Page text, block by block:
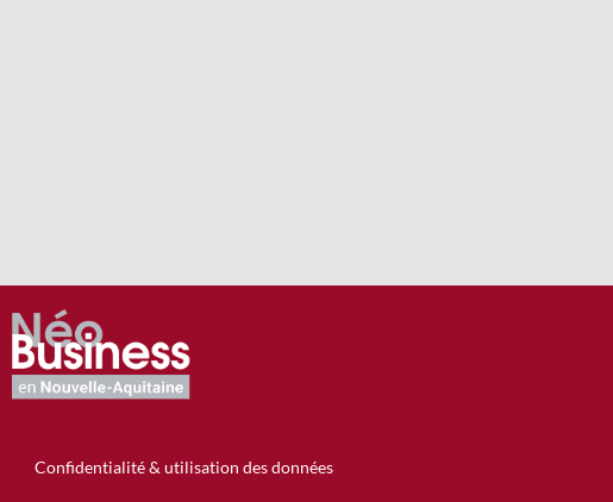
Confidentialité & utilisation des données